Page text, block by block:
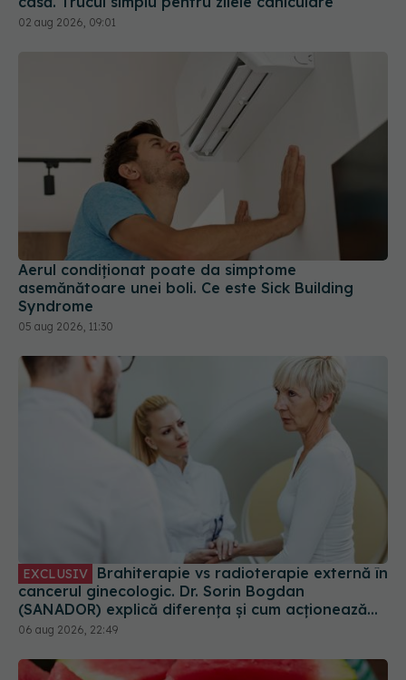
Aerul condiționat poate da simptome
asemănătoare unei boli. Ce este Sick Building
Syndrome
05 aug 2026, 11:30
cancerul ginecologic. Dr. Sorin Bogdan
(SANADOR) explică diferența și cum acționează
tratamentul
06 aug 2026, 22:49